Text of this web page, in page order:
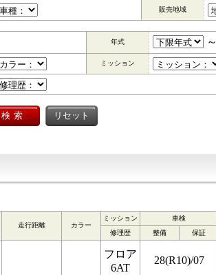
販売地域
年式 ～
ミッション
走行距離 カラー
ミッション
車検
修理歴 整備 保証
フロア
6AT
28(R10)/07